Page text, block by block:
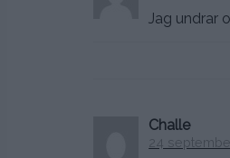
Jag undrar
Challe
24